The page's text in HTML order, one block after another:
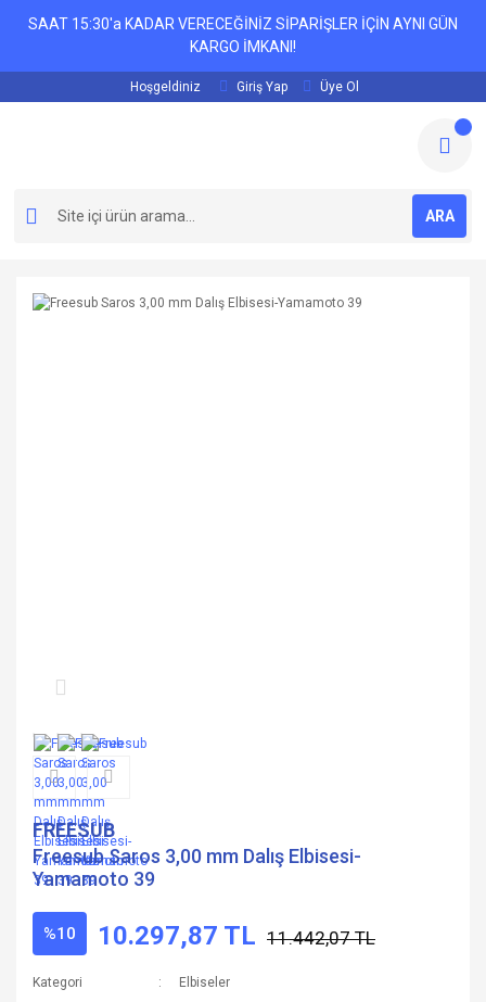
SAAT 15:30'a KADAR VERECEĞİNİZ SİPARİŞLER İÇİN AYNI GÜN
KARGO İMKANI!
Hoşgeldiniz Giriş Yap Üye Ol
ARA
FREESUB
Freesub Saros 3,00 mm Dalış Elbisesi-
Yamamoto 39
%10 10.297,87 TL 11.442,07 TL
Kategori
Elbiseler